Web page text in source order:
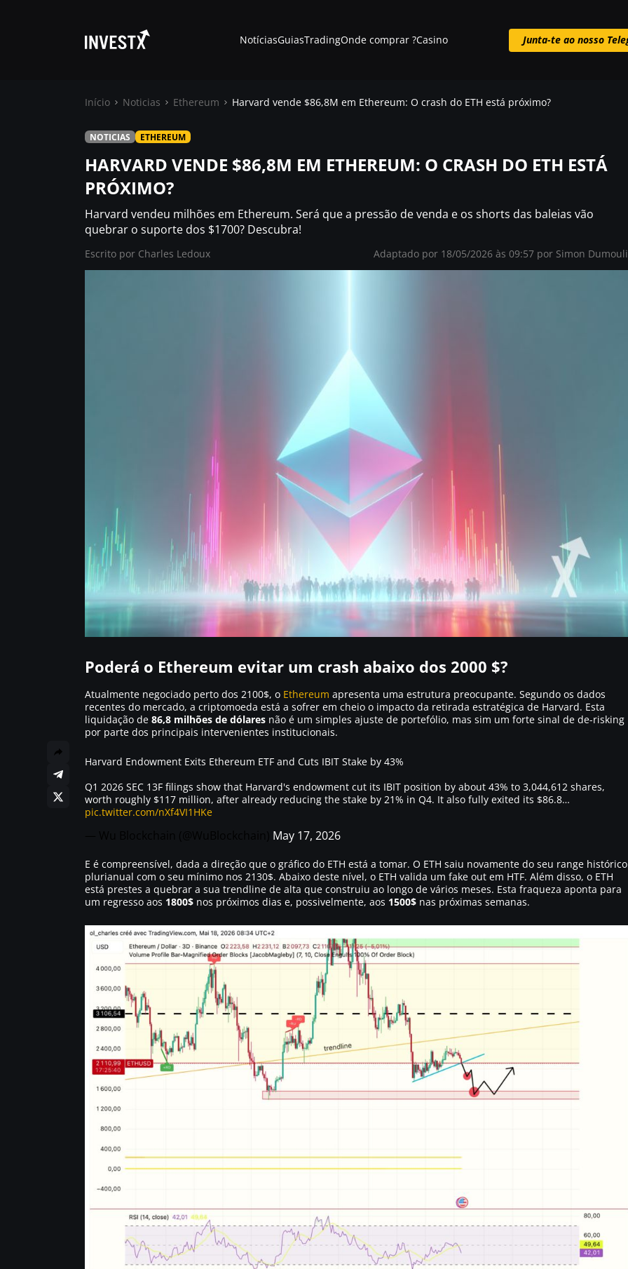
Notícias
Guias
Trading
Onde comprar ?
NotíciasGuiasTradingOnde comprar ?Casino Junta-te ao nosso
Início Noticias Ethereum Harvard vende $86,8M em Ethereum: O crash do ETH está próximo?
NOTICIAS ETHEREUM
HARVARD VENDE $86,8M EM ETHEREUM: O CRASH DO ETH ESTÁ
PRÓXIMO?
Harvard vendeu milhões em Ethereum. Será que a pressão de venda e os shorts das baleias vão
quebrar o suporte dos $1700? Descubra!
Escrito por Charles Ledoux Adaptado por 18/05/2026 às 09:57 por Simon
Poderá o Ethereum evitar um crash abaixo dos 2000 $?
Atualmente negociado perto dos 2100$, o Ethereum apresenta uma estrutura preocupante. Segundo os dados
recentes do mercado, a criptomoeda está a sofrer em cheio o impacto da retirada estratégica de Harvard. Esta
liquidação de 86,8 milhões de dólares não é um simples ajuste de portefólio, mas sim um forte sinal de de-risking
por parte dos principais intervenientes institucionais.
Harvard Endowment Exits Ethereum ETF and Cuts IBIT Stake by 43%
Q1 2026 SEC 13F filings show that Harvard's endowment cut its IBIT position by about 43% to 3,044,612 shares,
worth roughly $117 million, after already reducing the stake by 21% in Q4. It also fully exited its $86.8…
pic.twitter.com/nXf4VI1HKe
May 17, 2026
E é compreensível, dada a direção que o gráfico do ETH está a tomar. O ETH saiu novamente do seu range histórico
plurianual com o seu mínimo nos 2130$. Abaixo deste nível, o ETH valida um fake out em HTF. Além disso, o ETH
está prestes a quebrar a sua trendline de alta que construiu ao longo de vários meses. Esta fraqueza aponta para
um regresso aos 1800$ nos próximos dias e, possivelmente, aos 1500$ nas próximas semanas.